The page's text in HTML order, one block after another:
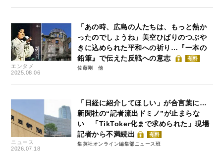
エンタメ
2025.08.06
「あの時、広島の人たちは、もっと熱か
ったのでしょうね」美空ひばりのつぶや
きに込められた平和への祈り…『一本の
鉛筆』で伝えた反戦への意志
有料
佐藤剛
ニュース
2026.07.18
「日経に紹介してほしい」が合言葉に…
新聞社の“記者流出ドミノ”が止まらな
い 「TikToker化まで求められた」現場
記者から不満続出
有料
集英社オンライン編集部ニュース班